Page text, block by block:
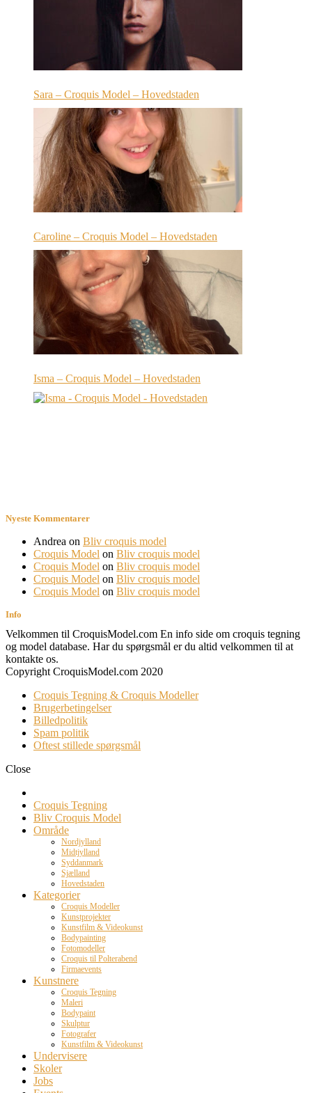
Sara – Croquis Model – Hovedstaden
Caroline – Croquis Model – Hovedstaden
Isma – Croquis Model – Hovedstaden
Nyeste Kommentarer
Andrea on Bliv croquis model
Croquis Model on Bliv croquis model
Croquis Model on Bliv croquis model
Croquis Model on Bliv croquis model
Croquis Model on Bliv croquis model
Info
Velkommen til CroquisModel.com En info side om croquis tegning
og model database. Har du spørgsmål er du altid velkommen til at
kontakte os.
Copyright CroquisModel.com 2020
Croquis Tegning & Croquis Modeller
Brugerbetingelser
Billedpolitik
Spam politik
Oftest stillede spørgsmål
Close
Croquis Tegning
Bliv Croquis Model
Område
Nordjylland
Midtjylland
Syddanmark
Sjælland
Hovedstaden
Kategorier
Croquis Modeller
Kunstprojekter
Kunstfilm & Videokunst
Bodypainting
Fotomodeller
Croquis til Polterabend
Firmaevents
Kunstnere
Croquis Tegning
Maleri
Bodypaint
Skulptur
Fotografer
Kunstfilm & Videokunst
Undervisere
Skoler
Jobs